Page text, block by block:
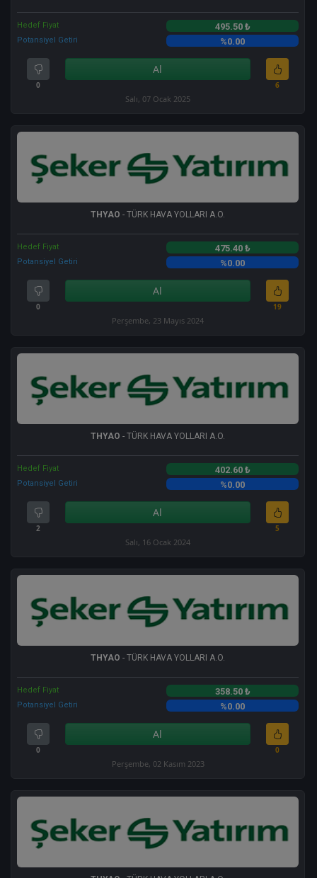
Hedef Fiyat 495.50 ₺
Potansiyel Getiri %0.00
0
Al
6
Salı, 07 Ocak 2025
THYAO - TÜRK HAVA YOLLARI A.O.
Hedef Fiyat 475.40 ₺
Potansiyel Getiri %0.00
0
Al
19
Perşembe, 23 Mayıs 2024
THYAO - TÜRK HAVA YOLLARI A.O.
Hedef Fiyat 402.60 ₺
Potansiyel Getiri %0.00
2
Al
5
Salı, 16 Ocak 2024
THYAO - TÜRK HAVA YOLLARI A.O.
Hedef Fiyat 358.50 ₺
Potansiyel Getiri %0.00
0
Al
0
Perşembe, 02 Kasım 2023